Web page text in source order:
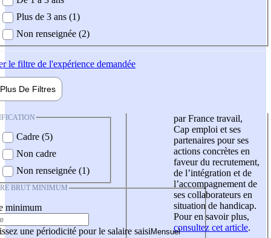
Plus de 3 ans (1)
Non renseignée (2)
le filtre de l'expérience demandée
Plus De Filtres
Cadre (5)
Non cadre
Non renseignée (1)
BRUT MINIMUM
minimum
une périodicité pour le salaire saisi
par France travail,
Cap emploi et ses
partenaires pour ses
actions concrètes en
faveur du recrutement,
de l’intégration et de
l’accompagnement de
ses collaborateurs en
situation de handicap.
Pour en savoir plus,
consultez cet article.